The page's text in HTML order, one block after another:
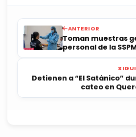
ANTERIOR
Toman muestras
personal de la
Detienen a “El Satánico”
cateo en